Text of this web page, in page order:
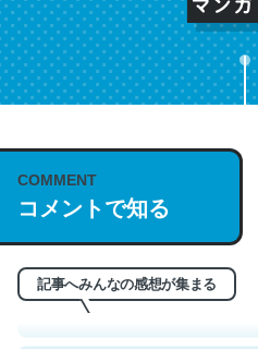
COMMENT
コメントで知る
記事へみんなの感想が集まる
これは名文。彼はとてもクレ
う。英語少しでも読める人は
れ好き。Let’s Fucking Go.
─今のこの状況が信じられるかい？